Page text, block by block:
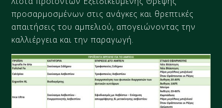
προσαρμοσμένων στις ανάγκες και θρεπτικές
απαιτήσεις του αμπελιού, απογειώνοντας την
καλλιέργεια και την παραγωγή.